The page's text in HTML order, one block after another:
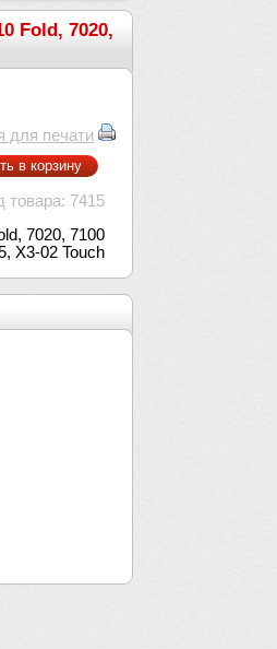
Fold, 7020,
для печати
в корзину
товара: 7415
7020, 7100
X3-02 Touch